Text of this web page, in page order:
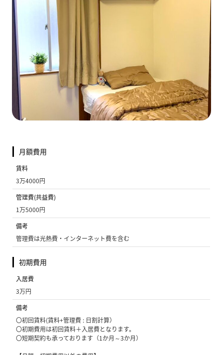
月額費用
賃料
3万4000円
管理費(共益費)
1万5000円
備考
管理費は光熱費・インターネット費を含む
初期費用
入居費
3万円
備考
〇初回賃料(賃料+管理費 : 日割計算）
〇初期費用は初回賃料＋入居費となります。
〇短期契約も承っております（1か月～3か月）